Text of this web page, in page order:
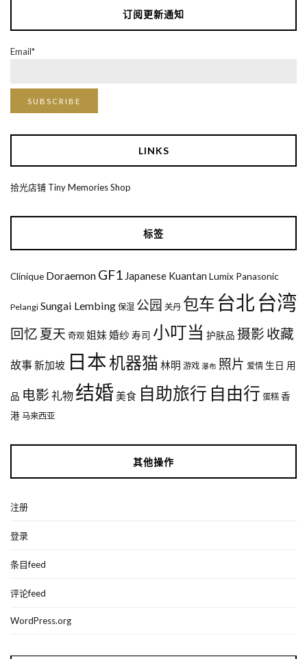
订阅更新通知
Email*
LINKS
拾光店铺 Tiny Memories Shop
标签
Clinique Doraemon GF1 Japanese Kuantan Lumix Panasonic
Pelangi Sungai Lembing 保湿 公园 关丹 包车 台北 台湾
回忆 夏天 奇观 姐妹婚纱 寿司 小叮当 护肤品 摄影 收藏
故事新加坡 日本机器猫 林明 游戏 瀑布 照片 爱情 生日 用
品 电影 礼物 结婚美食 自助旅行 自由行 蛋糕 香
港 马来西亚
其他操作
注册
登录
条目feed
评论feed
WordPress.org